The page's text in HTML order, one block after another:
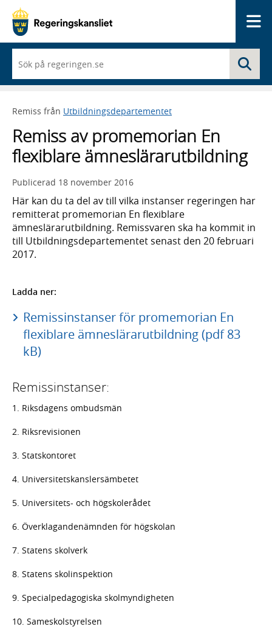
du
börjar
skriva
framträder
lista
med
sökförslag
Remiss från Utbildningsdepartementet
Remiss av promemorian En
flexiblare ämneslärarutbildning
Publicerad 18 november 2016
Här kan du ta del av till vilka instanser regeringen har
remitterat promemorian En flexiblare
ämneslärarutbildning. Remissvaren ska ha kommit in
till Utbildningsdepartementet senast den 20 februari
2017.
Ladda ner:
Remissinstanser för promemorian En
flexiblare ämneslärarutbildning (pdf 83
kB)
Remissinstanser:
1. Riksdagens ombudsmän
2. Riksrevisionen
3. Statskontoret
4. Universitetskanslersämbetet
5. Universitets- och högskolerådet
6. Överklagandenämnden för högskolan
7. Statens skolverk
8. Statens skolinspektion
9. Specialpedagogiska skolmyndigheten
10. Sameskolstyrelsen